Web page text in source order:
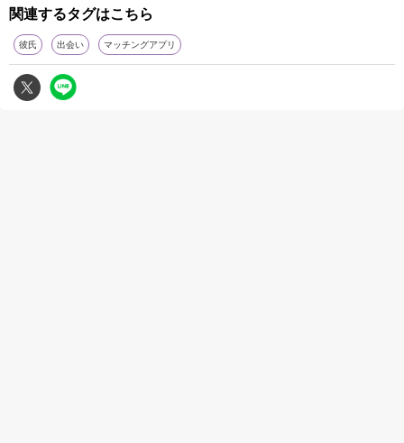
関連するタグはこちら
彼氏 出会い マッチングアプリ